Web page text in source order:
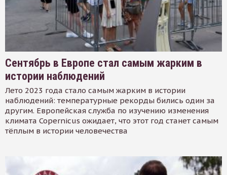
Сентябрь в Европе стал самым жарким в
истории наблюдений
Лето 2023 года стало самым жарким в истории
наблюдений: температурные рекорды бились один за
другим. Европейская служба по изучению изменения
климата Copernicus ожидает, что этот год станет самым
тёплым в истории человечества